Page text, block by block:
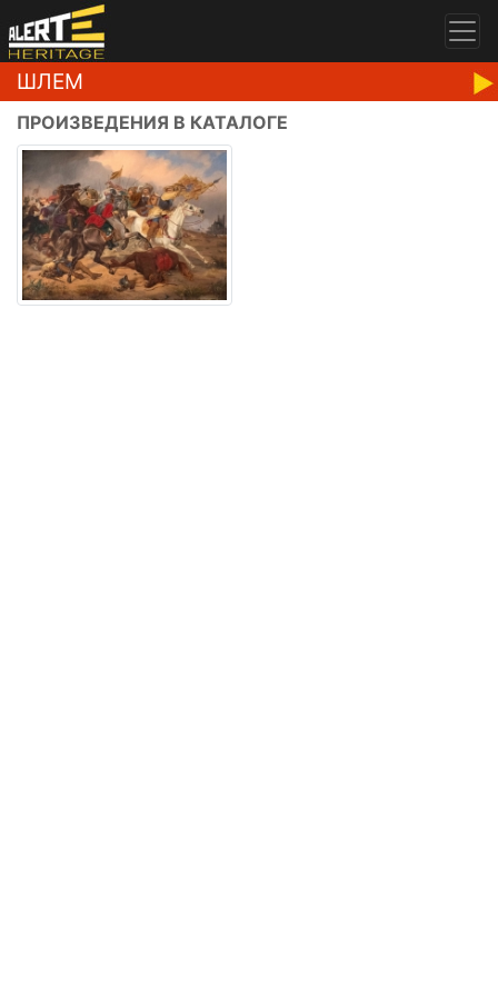
ШЛЕМ
ПРОИЗВЕДЕНИЯ В КАТАЛОГЕ